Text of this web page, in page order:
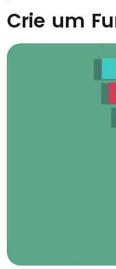
Crie um